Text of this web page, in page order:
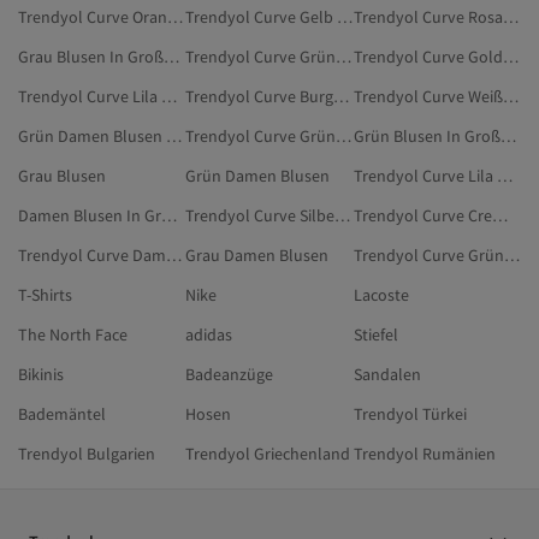
Trendyol Curve Orange Blusen
Trendyol Curve Gelb Bluse & Tunika & Bustier
Trendyol Curve Rosa Blusen
Grau Blusen In Großen Größen
Trendyol Curve Grün Große Größen
Trendyol Curve Goldfarben Blusen
Trendyol Curve Lila Blusen In Großen Größen
Trendyol Curve Burgundrot Bluse & Tunika & Bustier
Trendyol Curve Weiß Bluse & Tunika & Bustier
Grün Damen Blusen In Großen Größen
Trendyol Curve Grün Badeanzüge
Grün Blusen In Großen Größen
Grau Blusen
Grün Damen Blusen
Trendyol Curve Lila Blusen
Damen Blusen In Großen Größen
Trendyol Curve Silberfarben Große Größen
Trendyol Curve Cremefarben Bluse & Tunika & Bustier
Trendyol Curve Damen Große Größen Grau Damen Blusen
Trendyol Curve Grün Bodies In Großen Größen
T-Shirts
Nike
Lacoste
The North Face
adidas
Stiefel
Bikinis
Badeanzüge
Sandalen
Bademäntel
Hosen
Trendyol Türkei
Trendyol Bulgarien
Trendyol Griechenland Trendyol Rumänien